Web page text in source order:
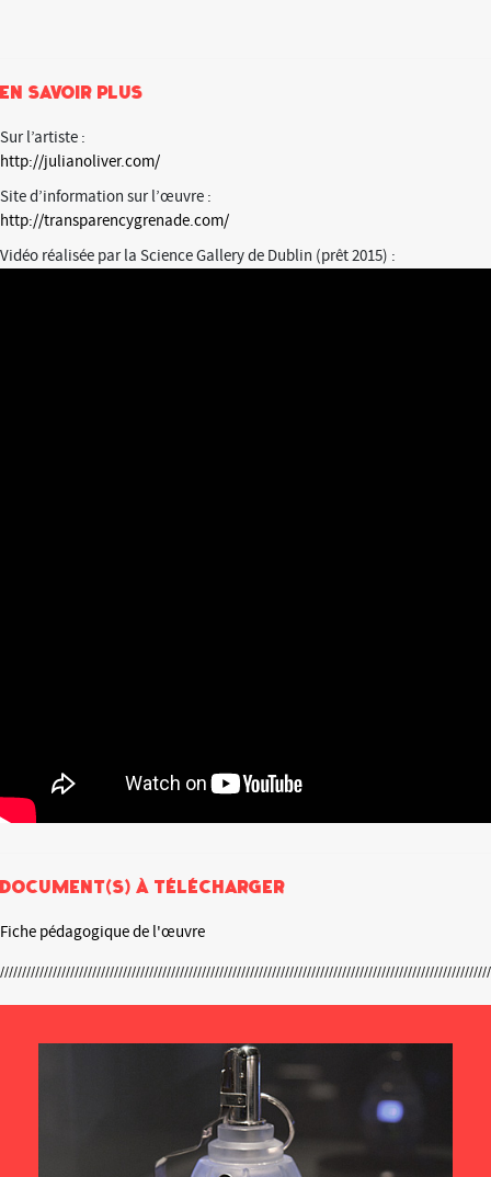
En savoir plus
Sur l’artiste :
http://julianoliver.com/
Site d’information sur l’œuvre :
http://transparencygrenade.com/
Vidéo réalisée par la Science Gallery de Dublin (prêt 2015) :
Document(s) à télécharger
Fiche pédagogique de l'œuvre